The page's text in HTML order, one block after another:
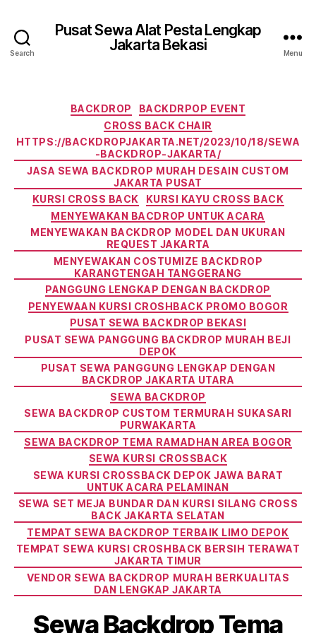
Search
Pusat Sewa Alat Pesta Lengkap
Jakarta Bekasi
Menu
Categories
BACKDROP
BACKDRPOP EVENT
CROSS BACK CHAIR
HTTPS://BACKDROPJAKARTA.NET/2023/10/18/SEWA
-BACKDROP-JAKARTA/
JASA SEWA BACKDROP MURAH DESAIN CUSTOM
JAKARTA PUSAT
KURSI CROSS BACK
KURSI KAYU CROSS BACK
MENYEWAKAN BACDROP UNTUK ACARA
MENYEWAKAN BACKDROP MODEL DAN UKURAN
REQUEST JAKARTA
MENYEWAKAN COSTUMIZE BACKDROP
KARANGTENGAH TANGGERANG
PANGGUNG LENGKAP DENGAN BACKDROP
PENYEWAAN KURSI CROSHBACK PROMO BOGOR
PUSAT SEWA BACKDROP BEKASI
PUSAT SEWA PANGGUNG BACKDROP MURAH BEJI
DEPOK
PUSAT SEWA PANGGUNG LENGKAP DENGAN
BACKDROP JAKARTA UTARA
SEWA BACKDROP
SEWA BACKDROP CUSTOM TERMURAH SUKASARI
PURWAKARTA
SEWA BACKDROP TEMA RAMADHAN AREA BOGOR
SEWA KURSI CROSSBACK
SEWA KURSI CROSSBACK DEPOK JAWA BARAT
UNTUK ACARA PELAMINAN
SEWA SET MEJA BUNDAR DAN KURSI SILANG CROSS
BACK JAKARTA SELATAN
TEMPAT SEWA BACKDROP TERBAIK LIMO DEPOK
TEMPAT SEWA KURSI CROSHBACK BERSIH TERAWAT
JAKARTA TIMUR
VENDOR SEWA BACKDROP MURAH BERKUALITAS
DAN LENGKAP JAKARTA
Sewa Backdrop Tema